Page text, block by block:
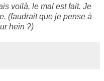
voilà, le mal est fait. Je
(faudrait que je pense à
hein ?)